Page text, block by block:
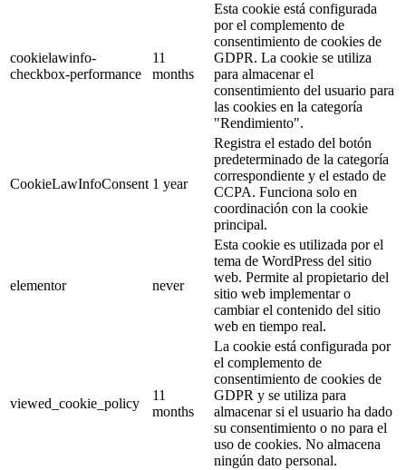
cookielawinfo-
checkbox-performance
11
months
Esta cookie está configurada
por el complemento de
consentimiento de cookies de
GDPR. La cookie se utiliza
para almacenar el
consentimiento del usuario para
las cookies en la categoría
"Rendimiento".
CookieLawInfoConsent 1 year
Registra el estado del botón
predeterminado de la categoría
correspondiente y el estado de
CCPA. Funciona solo en
coordinación con la cookie
principal.
elementor never
Esta cookie es utilizada por el
tema de WordPress del sitio
web. Permite al propietario del
sitio web implementar o
cambiar el contenido del sitio
web en tiempo real.
viewed_cookie_policy
11
months
La cookie está configurada por
el complemento de
consentimiento de cookies de
GDPR y se utiliza para
almacenar si el usuario ha dado
su consentimiento o no para el
uso de cookies. No almacena
ningún dato personal.